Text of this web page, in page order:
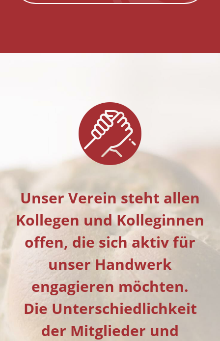
Unser Verein steht allen
Kollegen und Kolleginnen
offen, die sich aktiv für
unser Handwerk
engagieren möchten.
Die Unterschiedlichkeit
der Mitglieder und